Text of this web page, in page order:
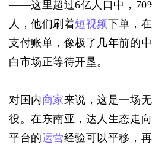
——这里超过6亿人口中，
人，他们刷着短视频下单，在
支付账单，像极了几年前的
白市场正等待开垦。
对国内商家来说，这是一场
役。在东南亚，达人生态走
平台的运营经验可以平移，